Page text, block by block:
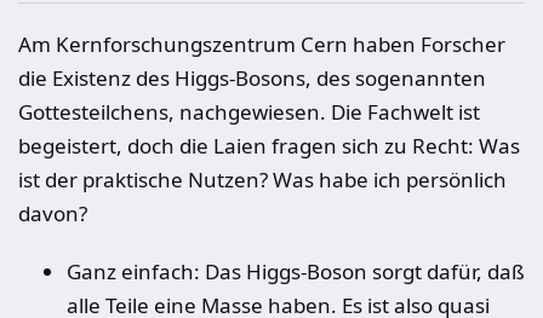
Am Kernforschungszentrum Cern haben Forscher
die Existenz des Higgs-Bosons, des sogenannten
Gottesteilchens, nachgewiesen. Die Fachwelt ist
begeistert, doch die Laien fragen sich zu Recht: Was
ist der praktische Nutzen? Was habe ich persönlich
davon?
Ganz einfach: Das Higgs-Boson sorgt dafür, daß
alle Teile eine Masse haben. Es ist also quasi